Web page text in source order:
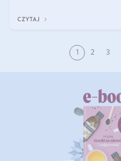
CZYTAJ
1 2 3